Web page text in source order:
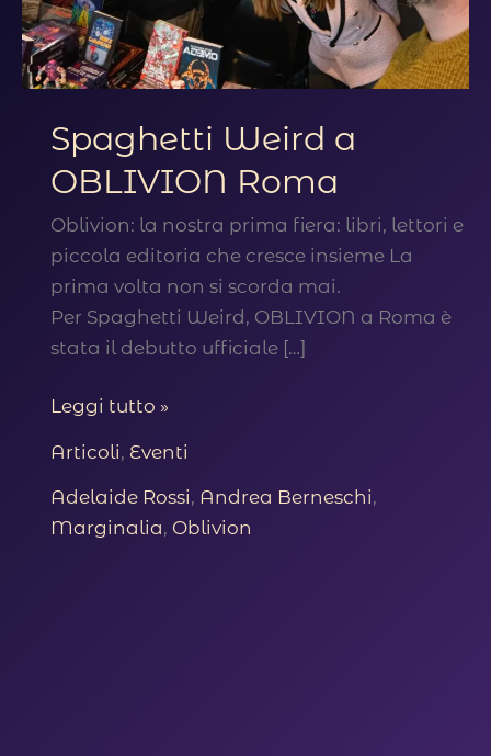
Spaghetti Weird a
OBLIVION Roma
Oblivion: la nostra prima fiera: libri, lettori e
piccola editoria che cresce insieme La
prima volta non si scorda mai.
Per Spaghetti Weird, OBLIVION a Roma è
stata il debutto ufficiale […]
Spaghetti
OBLIVION
Roma
Leggi tutto »
Articoli, Eventi
Adelaide Rossi, Andrea Berneschi,
Marginalia, Oblivion